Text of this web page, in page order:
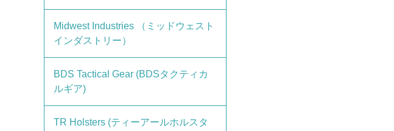
Midwest Industries （ミッドウェスト
インダストリー）
BDS Tactical Gear (BDSタクティカ
ルギア)
TR Holsters (ティーアールホルスタ